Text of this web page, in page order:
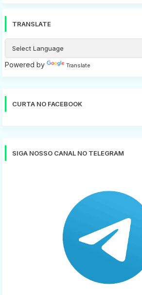
TRANSLATE
Powered by Translate
CURTA NO FACEBOOK
SIGA NOSSO CANAL NO TELEGRAM